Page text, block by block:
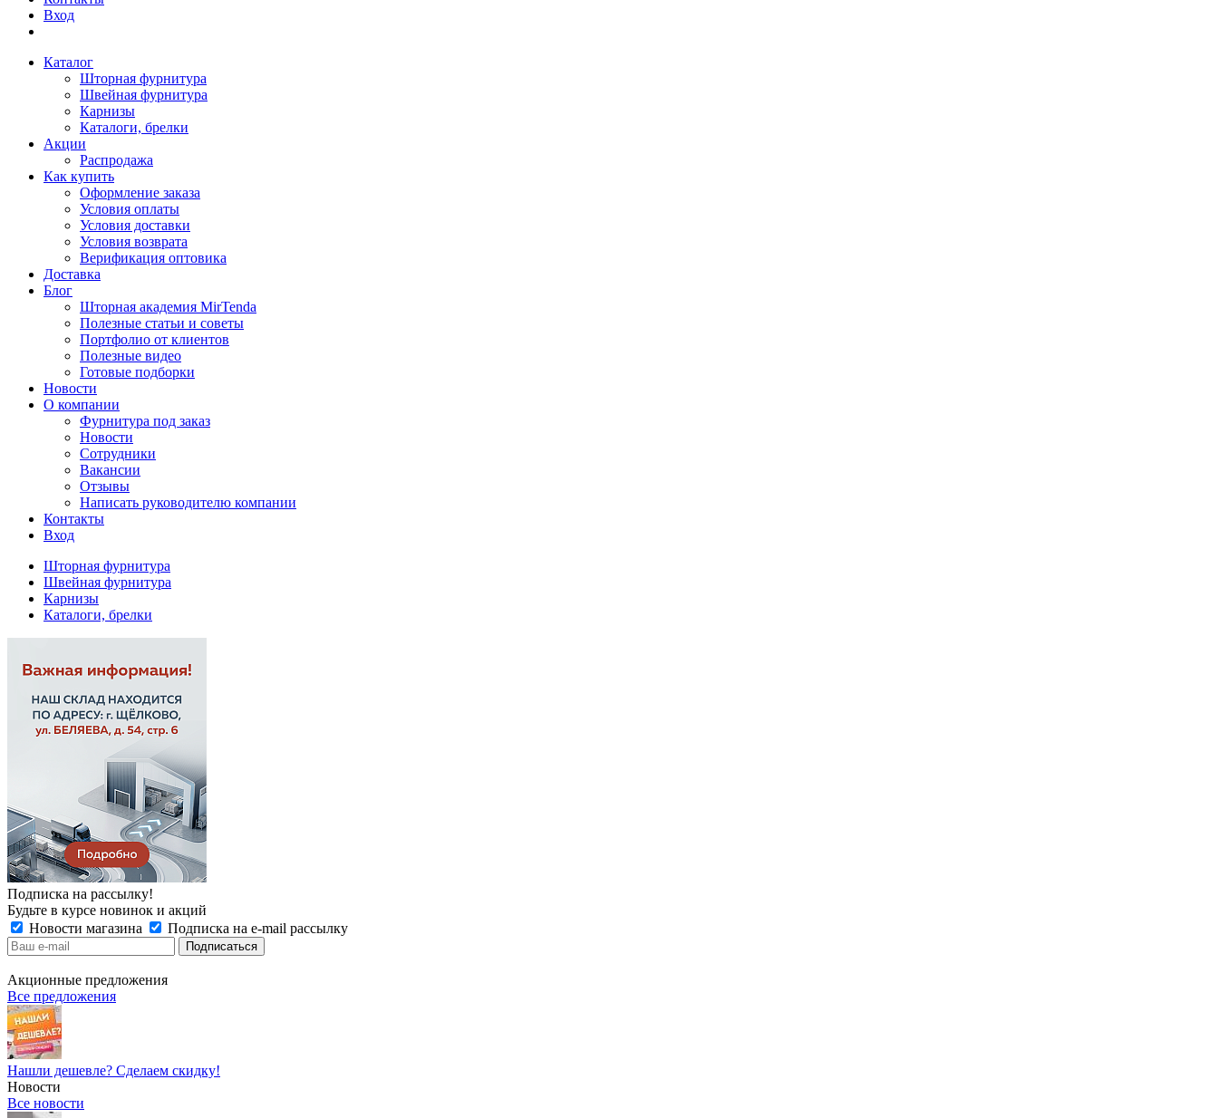
Вход
Каталог
Шторная фурнитура
Швейная фурнитура
Карнизы
Каталоги, брелки
Акции
Распродажа
Как купить
Оформление заказа
Условия оплаты
Условия доставки
Условия возврата
Верификация оптовика
Доставка
Блог
Шторная академия MirTenda
Полезные статьи и советы
Портфолио от клиентов
Полезные видео
Готовые подборки
Новости
О компании
Фурнитура под заказ
Новости
Сотрудники
Вакансии
Отзывы
Написать руководителю компании
Контакты
Вход
Шторная фурнитура
Швейная фурнитура
Карнизы
Каталоги, брелки
Подписка на рассылку!
Будьте в курсе новинок и акций
Новости магазина
Подписка на e-mail рассылку
Акционные предложения
Все предложения
Нашли дешевле? Сделаем скидку!
Новости
Все новости